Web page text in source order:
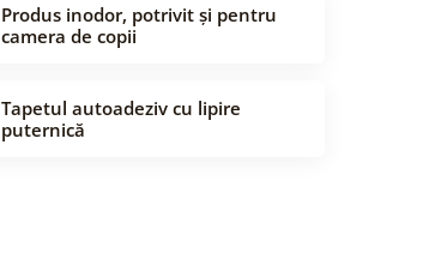
Produs inodor, potrivit și pentru
camera de copii
Tapetul autoadeziv cu lipire
puternică